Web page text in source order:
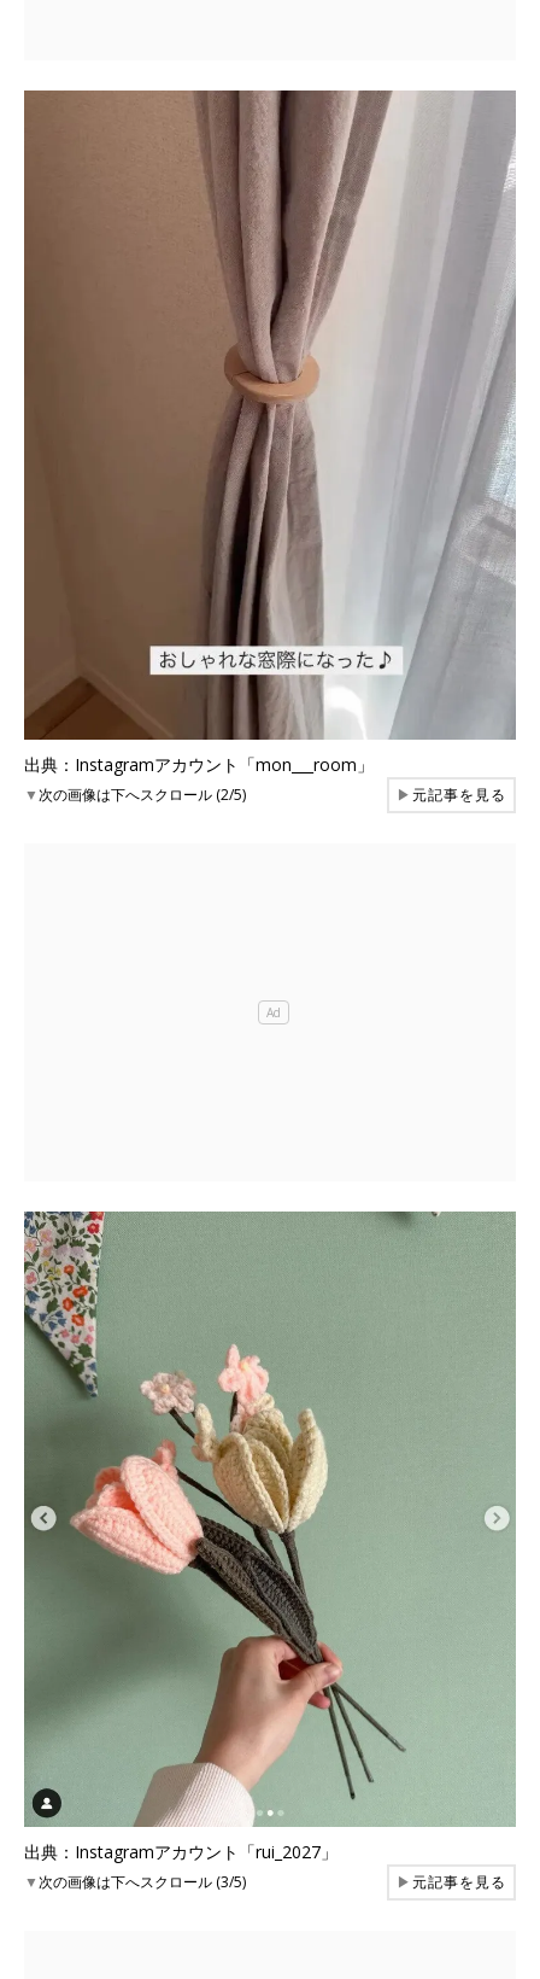
出典：Instagramアカウント「mon___room」
▼次の画像は下へスクロール (2/5) ▶元記事を見る
出典：Instagramアカウント「rui_2027」
▼次の画像は下へスクロール (3/5) ▶元記事を見る